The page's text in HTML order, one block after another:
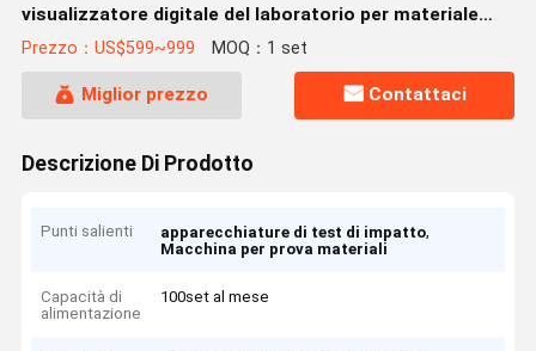
visualizzatore digitale del laboratorio per materiale
liquido
Prezzo：US$599~999 MOQ：1 set
Miglior prezzo Contattaci
Descrizione Di Prodotto
Punti salienti apparecchiature di test di impatto,
Macchina per prova materiali
Capacità di
alimentazione
100set al mese